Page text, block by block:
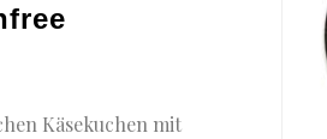
Käsekuchen mit